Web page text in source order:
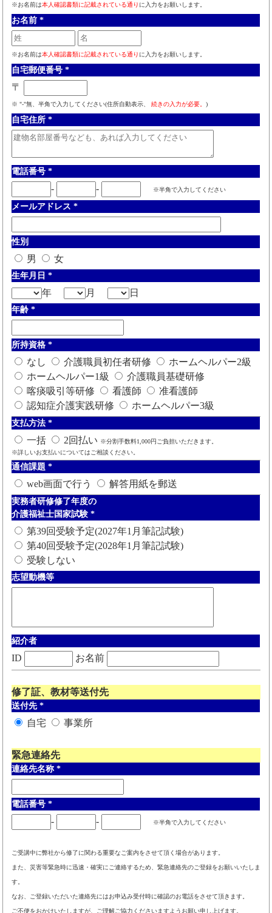
※お名前は本人確認書類に記載されている通り に入力をお願いします。
お名前 *
※お名前は本人確認書類に記載されている通り に入力をお願いします。
自宅郵便番号 *
〒
※ "-"無、半角で入力してください(住所自動表示、 続きの入力が必要。 )
自宅住所 *
電話番号 *
- - ※半角で入力してください
メールアドレス *
性別
男 女
生年月日 *
年 月 日
年齢 *
所持資格 *
なし 介護職員初任者研修
ホームヘルパー2級
ホームヘルパー1級
介護職員基礎研修
喀痰吸引等研修
看護師
准看護師
認知症介護実践研修
ホームヘルパー3級
支払方法 *
一括 2回払い ※分割手数料1,000円ご負担いただきます。
※詳しいお支払いについてはご相談ください。
通信課題 *
web画面で行う 解答用紙を郵送
実務者研修修了年度の
介護福祉士国家試験 *
第39回受験予定(2027年1月筆記試験)
第40回受験予定(2028年1月筆記試験)
受験しない
志望動機等
紹介者
ID お名前
修了証、教材等送付先
送付先 *
自宅 事業所
緊急連絡先
連絡先名称 *
電話番号 *
- - ※半角で入力してください
ご受講中に弊社から修了に関わる重要なご案内をさせて頂く場合があります。
また、災害等緊急時に迅速・確実にご連絡するため、緊急連絡先のご登録をお願いいたしま
す。
なお、ご登録いただいた連絡先にはお申込み受付時に確認のお電話をさせて頂きます。
ご不便をおかけいたしますが、ご理解ご協力くださいますようお願い申し上げます。